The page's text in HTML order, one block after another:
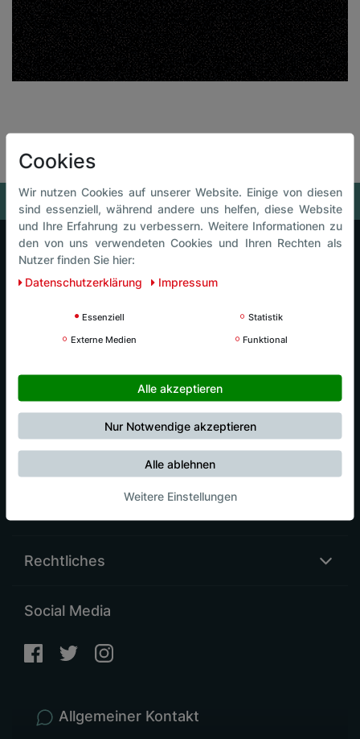
Luck Intersport
Luck Events
Luck Kids
Rechtliches
Social Media
Allgemeiner Kontakt
Cookies
Wir nutzen Cookies auf unserer Website. Einige von diesen
sind essenziell, während andere uns helfen, diese Website
und Ihre Erfahrung zu verbessern. Weitere Informationen zu
den von uns verwendeten Cookies und Ihren Rechten als
Nutzer finden Sie hier:
Daten­schutz­erklärung
Impressum
Essenziell
Statistik
Externe Medien
Funktional
Alle akzeptieren
Nur Notwendige akzeptieren
Alle ablehnen
Weitere Einstellungen